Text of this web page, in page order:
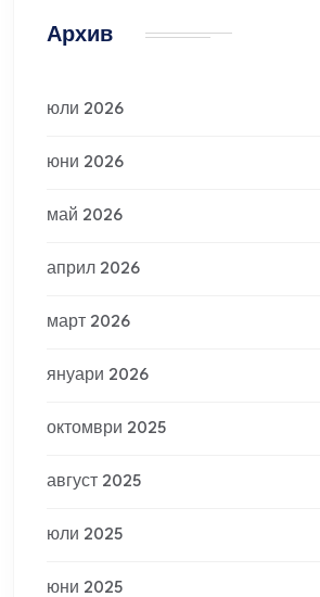
Архив
юли 2026
юни 2026
май 2026
април 2026
март 2026
януари 2026
октомври 2025
август 2025
юли 2025
юни 2025